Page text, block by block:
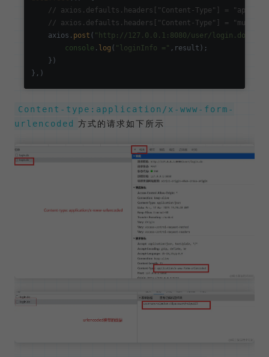
// axios.defaults.headers["Content-Type"] =
// axios.defaults.headers["Content-Type"] =
axios. post ( "http://127.0.0.1:8080/user/login.do"
console . log ( "loginInfo =" ,result);
})
Content-type:application/x-www-form-
urlencoded
方式的请求如下所示